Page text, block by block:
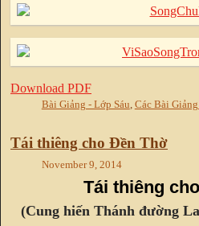
Download PDF
Bài Giảng - Lớp Sáu, Các Bài
Tái thiêng cho Đền Thờ
November 9, 2014
Tái thiêng
(Cung hiến Thánh đường